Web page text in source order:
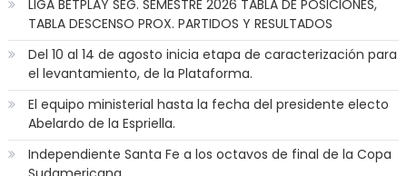
LIGA BETPLAY SEG. SEMESTRE 2026 TABLA DE POSICIONES,
TABLA DESCENSO PROX. PARTIDOS Y RESULTADOS
Del 10 al 14 de agosto inicia etapa de caracterización para
el levantamiento, de la Plataforma.
El equipo ministerial hasta la fecha del presidente electo
Abelardo de la Espriella.
Independiente Santa Fe a los octavos de final de la Copa